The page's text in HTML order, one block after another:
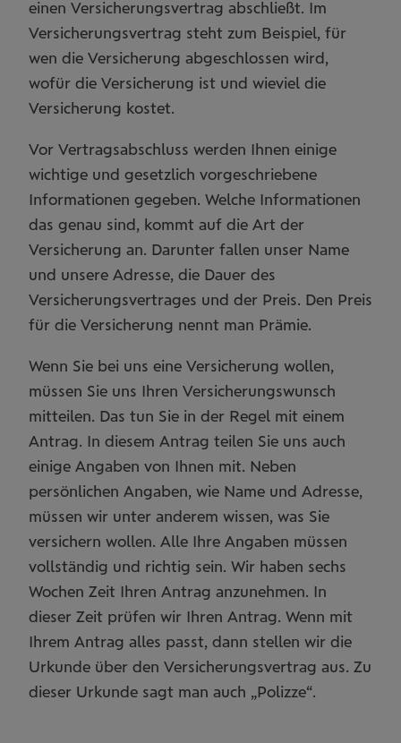
einen Versicherungsvertrag abschließt. Im
Versicherungsvertrag steht zum Beispiel, für
wen die Versicherung abgeschlossen wird,
wofür die Versicherung ist und wieviel die
Versicherung kostet.
Vor Vertragsabschluss werden Ihnen einige
wichtige und gesetzlich vorgeschriebene
Informationen gegeben. Welche Informationen
das genau sind, kommt auf die Art der
Versicherung an. Darunter fallen unser Name
und unsere Adresse, die Dauer des
Versicherungsvertrages und der Preis. Den Preis
für die Versicherung nennt man Prämie.
Wenn Sie bei uns eine Versicherung wollen,
müssen Sie uns Ihren Versicherungswunsch
mitteilen. Das tun Sie in der Regel mit einem
Antrag. In diesem Antrag teilen Sie uns auch
einige Angaben von Ihnen mit. Neben
persönlichen Angaben, wie Name und Adresse,
müssen wir unter anderem wissen, was Sie
versichern wollen. Alle Ihre Angaben müssen
vollständig und richtig sein. Wir haben sechs
Wochen Zeit Ihren Antrag anzunehmen. In
dieser Zeit prüfen wir Ihren Antrag. Wenn mit
Ihrem Antrag alles passt, dann stellen wir die
Urkunde über den Versicherungsvertrag aus. Zu
dieser Urkunde sagt man auch „Polizze“.